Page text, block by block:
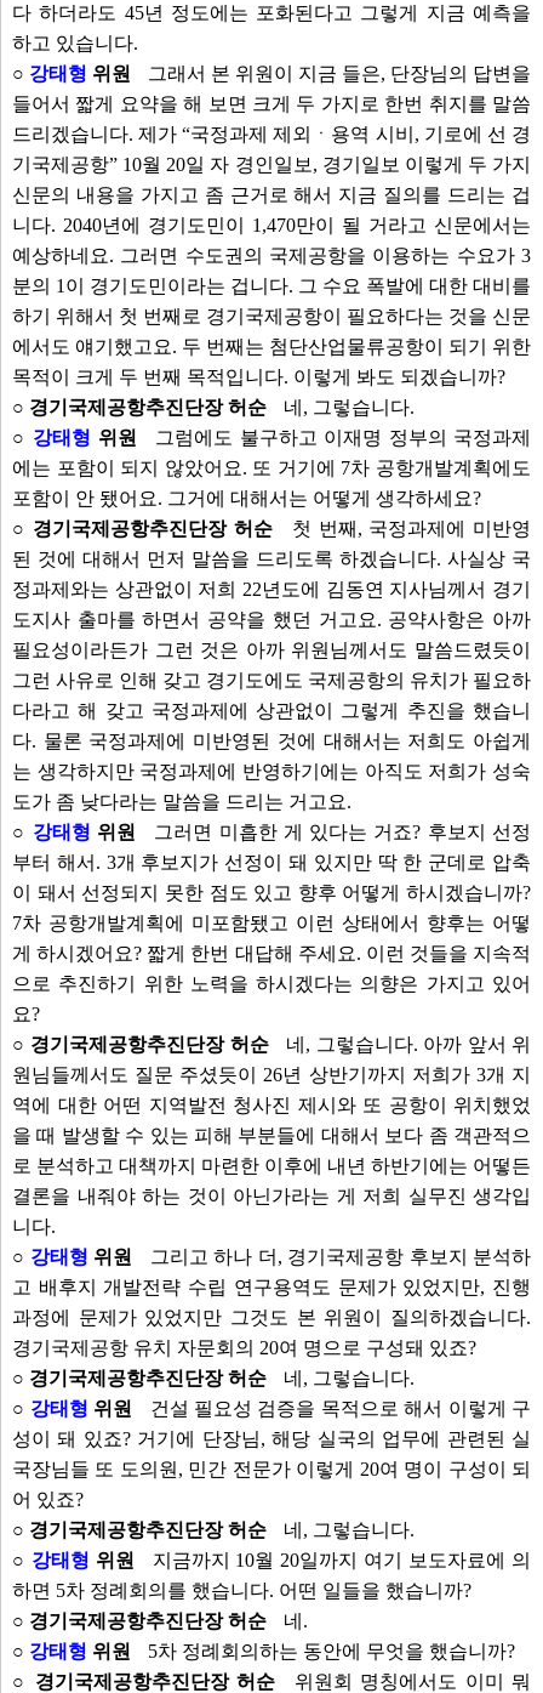
다 하더라도 45년 정도에는 포화된다고 그렇게 지금 예측을
하고 있습니다.
○ 강태형 위원
그래서 본 위원이 지금 들은, 단장님의 답변을
들어서 짧게 요약을 해 보면 크게 두 가지로 한번 취지를 말씀
드리겠습니다. 제가 “국정과제 제외ㆍ용역 시비, 기로에 선 경
기국제공항” 10월 20일 자 경인일보, 경기일보 이렇게 두 가지
신문의 내용을 가지고 좀 근거로 해서 지금 질의를 드리는 겁
니다. 2040년에 경기도민이 1,470만이 될 거라고 신문에서는
예상하네요. 그러면 수도권의 국제공항을 이용하는 수요가 3
분의 1이 경기도민이라는 겁니다. 그 수요 폭발에 대한 대비를
하기 위해서 첫 번째로 경기국제공항이 필요하다는 것을 신문
에서도 얘기했고요. 두 번째는 첨단산업물류공항이 되기 위한
목적이 크게 두 번째 목적입니다. 이렇게 봐도 되겠습니까?
○ 경기국제공항추진단장 허순
네, 그렇습니다.
○ 강태형 위원
그럼에도 불구하고 이재명 정부의 국정과제
에는 포함이 되지 않았어요. 또 거기에 7차 공항개발계획에도
포함이 안 됐어요. 그거에 대해서는 어떻게 생각하세요?
○ 경기국제공항추진단장 허순
첫 번째, 국정과제에 미반영
된 것에 대해서 먼저 말씀을 드리도록 하겠습니다. 사실상 국
정과제와는 상관없이 저희 22년도에 김동연 지사님께서 경기
도지사 출마를 하면서 공약을 했던 거고요. 공약사항은 아까
필요성이라든가 그런 것은 아까 위원님께서도 말씀드렸듯이
그런 사유로 인해 갖고 경기도에도 국제공항의 유치가 필요하
다라고 해 갖고 국정과제에 상관없이 그렇게 추진을 했습니
다. 물론 국정과제에 미반영된 것에 대해서는 저희도 아쉽게
는 생각하지만 국정과제에 반영하기에는 아직도 저희가 성숙
도가 좀 낮다라는 말씀을 드리는 거고요.
○ 강태형 위원
그러면 미흡한 게 있다는 거죠? 후보지 선정
부터 해서. 3개 후보지가 선정이 돼 있지만 딱 한 군데로 압축
이 돼서 선정되지 못한 점도 있고 향후 어떻게 하시겠습니까?
7차 공항개발계획에 미포함됐고 이런 상태에서 향후는 어떻
게 하시겠어요? 짧게 한번 대답해 주세요. 이런 것들을 지속적
으로 추진하기 위한 노력을 하시겠다는 의향은 가지고 있어
요?
○ 경기국제공항추진단장 허순
네, 그렇습니다. 아까 앞서 위
원님들께서도 질문 주셨듯이 26년 상반기까지 저희가 3개 지
역에 대한 어떤 지역발전 청사진 제시와 또 공항이 위치했었
을 때 발생할 수 있는 피해 부분들에 대해서 보다 좀 객관적으
로 분석하고 대책까지 마련한 이후에 내년 하반기에는 어떻든
결론을 내줘야 하는 것이 아닌가라는 게 저희 실무진 생각입
니다.
○ 강태형 위원
그리고 하나 더, 경기국제공항 후보지 분석하
고 배후지 개발전략 수립 연구용역도 문제가 있었지만, 진행
과정에 문제가 있었지만 그것도 본 위원이 질의하겠습니다.
경기국제공항 유치 자문회의 20여 명으로 구성돼 있죠?
○ 경기국제공항추진단장 허순
네, 그렇습니다.
○ 강태형 위원
건설 필요성 검증을 목적으로 해서 이렇게 구
성이 돼 있죠? 거기에 단장님, 해당 실국의 업무에 관련된 실
국장님들 또 도의원, 민간 전문가 이렇게 20여 명이 구성이 되
어 있죠?
○ 경기국제공항추진단장 허순
네, 그렇습니다.
○ 강태형 위원
지금까지 10월 20일까지 여기 보도자료에 의
하면 5차 정례회의를 했습니다. 어떤 일들을 했습니까?
○ 경기국제공항추진단장 허순
네.
○ 강태형 위원
5차 정례회의하는 동안에 무엇을 했습니까?
○ 경기국제공항추진단장 허순
위원회 명칭에서도 이미 뭐